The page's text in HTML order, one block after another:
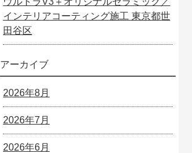
インテリアコーティング施工 東京都世
田谷区
アーカイブ
2026年8月
2026年7月
2026年6月